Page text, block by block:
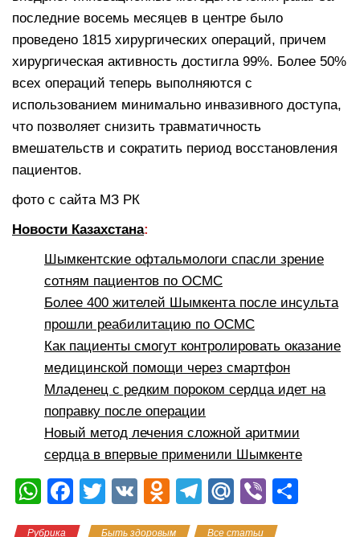
последние восемь месяцев в центре было
проведено 1815 хирургических операций, причем
хирургическая активность достигла 99%. Более 50%
всех операций теперь выполняются с
использованием минимально инвазивного доступа,
что позволяет снизить травматичность
вмешательств и сократить период восстановления
пациентов.
фото с сайта МЗ РК
Новости Казахстана:
Шымкентские офтальмологи спасли зрение
сотням пациентов по ОСМС
Более 400 жителей Шымкента после инсульта
прошли реабилитацию по ОСМС
Как пациенты смогут контролировать оказание
медицинской помощи через смартфон
Младенец с редким пороком сердца идет на
поправку после операции
Новый метод лечения сложной аритмии
сердца в впервые применили Шымкенте
W F
T
V
O
T
M Vi
Рубрика Быть здоровым Все статьи